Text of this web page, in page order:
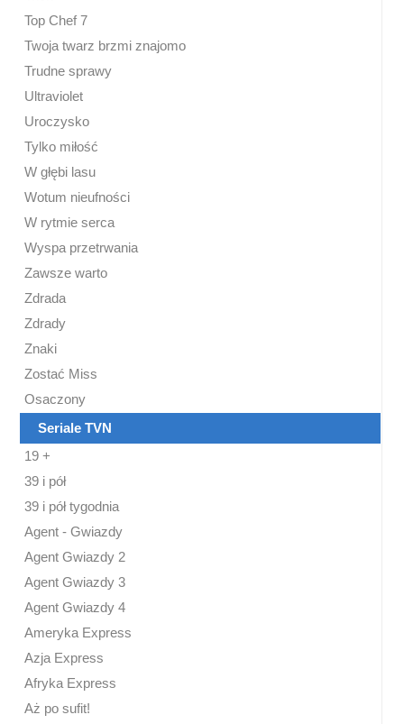
Top Chef 7
Twoja twarz brzmi znajomo
Trudne sprawy
Ultraviolet
Uroczysko
Tylko miłość
W głębi lasu
Wotum nieufności
W rytmie serca
Wyspa przetrwania
Zawsze warto
Zdrada
Zdrady
Znaki
Zostać Miss
Osaczony
Seriale TVN
19 +
39 i pół
39 i pół tygodnia
Agent - Gwiazdy
Agent Gwiazdy 2
Agent Gwiazdy 3
Agent Gwiazdy 4
Ameryka Express
Azja Express
Afryka Express
Aż po sufit!